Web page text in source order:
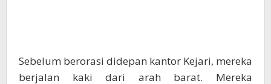
Sebelum berorasi didepan kantor Kejari, mereka
berjalan kaki dari arah barat. Mereka